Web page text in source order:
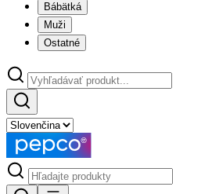
Bábätká
Muži
Ostatné